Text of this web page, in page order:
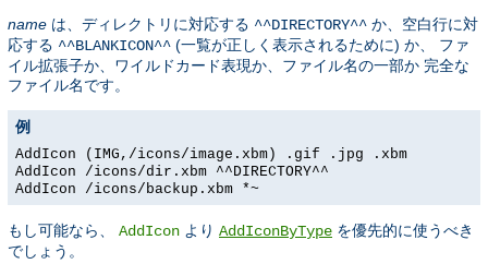
name は、ディレクトリに対応する ^^DIRECTORY^^ か、空白行に対
応する ^^BLANKICON^^ (一覧が正しく表示されるために) か、 ファ
イル拡張子か、ワイルドカード表現か、ファイル名の一部か 完全な
ファイル名です。
例
AddIcon (IMG,/icons/image.xbm) .gif .jpg .xbm
AddIcon /icons/dir.xbm ^^DIRECTORY^^
AddIcon /icons/backup.xbm *~
もし可能なら、 AddIcon より AddIconByType を優先的に使うべき
でしょう。